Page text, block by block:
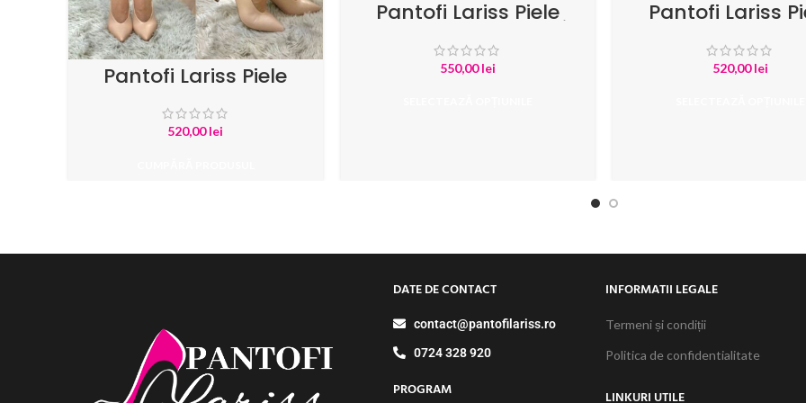
Pantofi Lariss Piele
Naturala Nude Rose cu
Piele Argintie
520,00lei
Pantofi Lariss Piele
Intoarsa Negru cu Buline
Albe
550,00lei
Pantofi Lariss
Intoarsa
520,00lei
DATE DE CONTACT
contact@pantofilariss.ro
0724 328 920
PROGRAM
INFORMATII LEGALE
Termeni și condiții
Politica de confidentialitate
LINKURI UTILE